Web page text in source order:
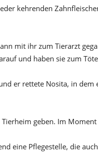
kehrenden
mit ihr zum Tierarzt
und haben sie zum
er rettete Nosita, in dem
geben. Im
eine Pflegestelle, die